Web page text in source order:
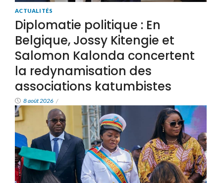
ACTUALITÉS
Diplomatie politique : En
Belgique, Jossy Kitengie et
Salomon Kalonda concertent
la redynamisation des
associations katumbistes
8 août 2026 /